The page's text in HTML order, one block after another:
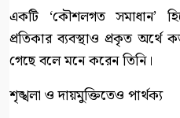
একটি ‘কৌশলগত সমাধান’
প্রতিকার ব্যবস্থাও প্রকৃত অর্থে
গেছে বলে মনে করেন তিনি।
শৃঙ্খলা ও দায়মুক্তিতেও পার্থক্য